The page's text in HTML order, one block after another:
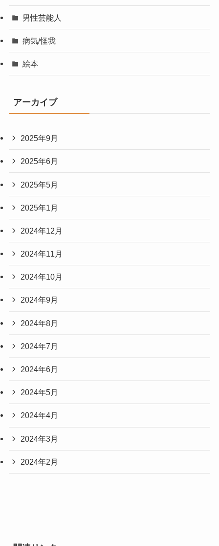
男性芸能人
病気/怪我
絵本
アーカイブ
2025年9月
2025年6月
2025年5月
2025年1月
2024年12月
2024年11月
2024年10月
2024年9月
2024年8月
2024年7月
2024年6月
2024年5月
2024年4月
2024年3月
2024年2月